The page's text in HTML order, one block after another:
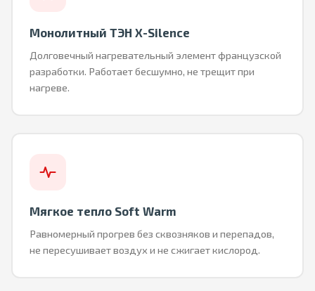
Монолитный ТЭН X-Silence
Долговечный нагревательный элемент французской
разработки. Работает бесшумно, не трещит при
нагреве.
Мягкое тепло Soft Warm
Равномерный прогрев без сквозняков и перепадов,
не пересушивает воздух и не сжигает кислород.